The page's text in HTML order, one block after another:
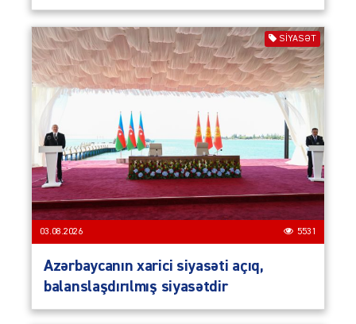
SIYASƏT
03.08.2026 5531
Azərbaycanın xarici siyasəti açıq,
balanslaşdırılmış siyasətdir